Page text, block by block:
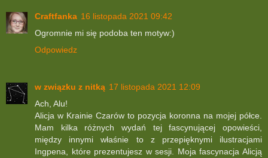
Craftfanka 16 listopada 2021 09:42
Ogromnie mi się podoba ten motyw:)
Odpowiedz
w związku z nitką 17 listopada 2021 12:09
Ach, Alu!
Alicja w Krainie Czarów to pozycja koronna na mojej półce.
Mam kilka różnych wydań tej fascynującej opowieści,
między innymi właśnie to z przepięknymi ilustracjami
Ingpena, które prezentujesz w sesji. Moja fascynacja Alicją